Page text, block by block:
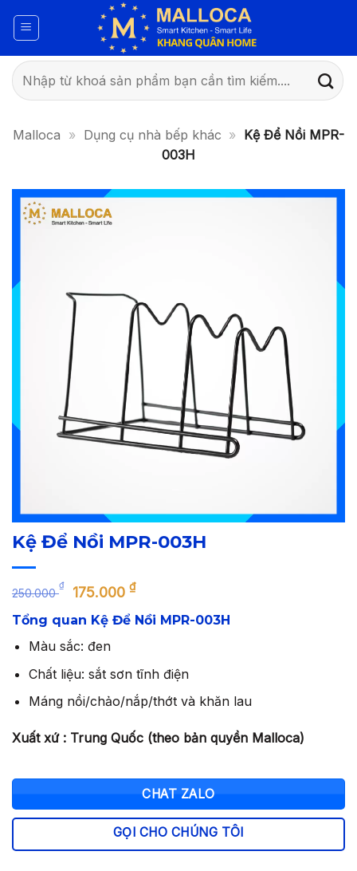
qua
dung
Tìm
kiếm:
Malloca » Dụng cụ nhà bếp khác »
Kệ Để Nồi MPR-
003H
Kệ Để Nồi MPR-003H
250.000
₫
Giá
gốc
là:
250.000 ₫.
175.000₫Giá
hiện
tại
175.000 ₫.
Tổng quan Kệ Để Nồi MPR-003H
Màu sắc: đen
Chất liệu: sắt sơn tĩnh điện
Máng nồi/chảo/nắp/thớt và khăn lau
Xuất xứ : Trung Quốc (theo bản quyền Malloca)
CHAT ZALO
GỌI CHO CHÚNG TÔI